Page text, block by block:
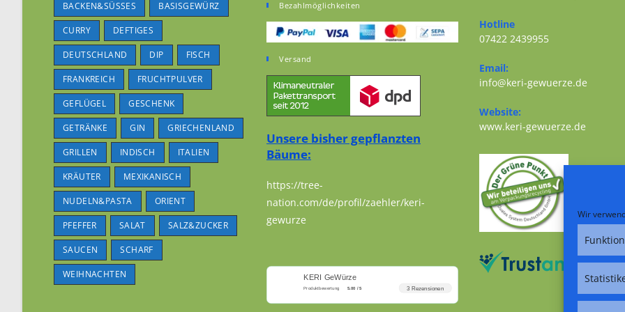
Wir
BACKEN&SÜSSES BASISGEWÜRZ
CURRY DEFTIGES
DEUTSCHLAND DIP FISCH
FRANKREICH FRUCHTPULVER
GEFLÜGEL GESCHENK
GETRÄNKE GIN GRIECHENLAND
GRILLEN INDISCH ITALIEN
KRÄUTER MEXIKANISCH
NUDELN&PASTA ORIENT
PFEFFER SALAT SALZ&ZUCKER
SAUCEN SCHARF
WEIHNACHTEN
Bezahlmöglichkeiten
Versand
Unsere bisher gepflanzten
Bäume:
https://tree-
nation.com/de/profil/zaehler/keri-
gewurze
KERI GeWürze
Produktbewertung 5.00 / 5 3 Rezensionen
Hotline
07422 2439955
Email:
info@keri-gewuerze.de
Website:
www.keri-gewuerze.de